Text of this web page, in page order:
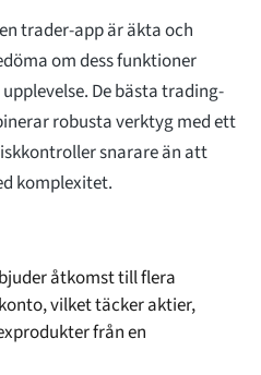
trader-app är äkta och
om dess funktioner
De bästa trading-
robusta verktyg med ett
snarare än att
komplexitet.
åtkomst till flera
vilket täcker aktier,
från en